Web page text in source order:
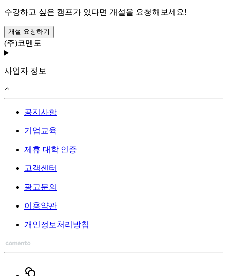
수강하고 싶은 캠프가 있다면 개설을 요청해보세요!
개설 요청하기
(주)코멘토
사업자 정보
공지사항
기업교육
제휴 대학 인증
고객센터
광고문의
이용약관
개인정보처리방침